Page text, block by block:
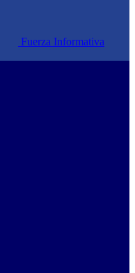
Fuerza Informativa